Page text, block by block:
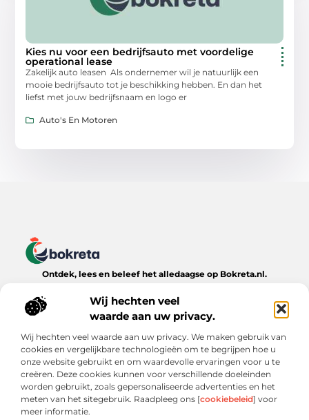
Wij hechten veel
waarde aan uw privacy.
Wij hechten veel waarde aan uw privacy. We maken gebruik van
cookies en vergelijkbare technologieën om te begrijpen hoe u
onze website gebruikt en om waardevolle ervaringen voor u te
creëren. Deze cookies kunnen voor verschillende doeleinden
worden gebruikt, zoals gepersonaliseerde advertenties en het
meten van het sitegebruik. Raadpleeg ons [cookiebeleid] voor
meer informatie.
Kies nu voor een bedrijfsauto met voordelige
operational lease
Zakelijk auto leasen Als ondernemer wil je natuurlijk een
mooie bedrijfsauto tot je beschikking hebben. En dan het
liefst met jouw bedrijfsnaam en logo er
Auto's En Motoren
Ontdek, lees en beleef het alledaagse op Bokreta.nl.
boeiende verhalen over het dagelijks leven.
Onze informatie